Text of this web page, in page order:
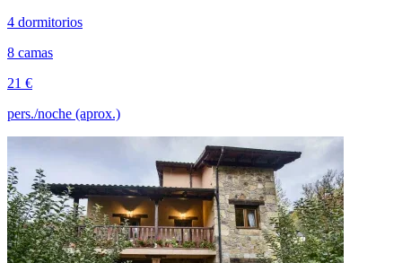
4 dormitorios
8 camas
21 €
pers./noche (aprox.)